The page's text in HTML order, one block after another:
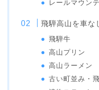
レールマウン
飛騨高山を車な
飛騨牛
高山プリン
高山ラーメン
古い町並み・